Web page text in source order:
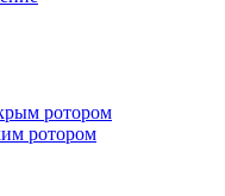
ротором
ротором